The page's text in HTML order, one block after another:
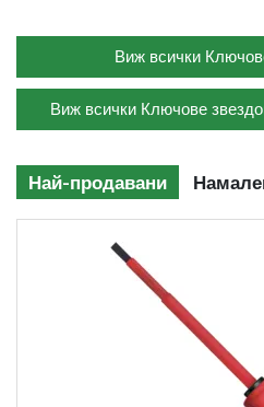
Виж всички
Виж всички Ключове
Най-продавани